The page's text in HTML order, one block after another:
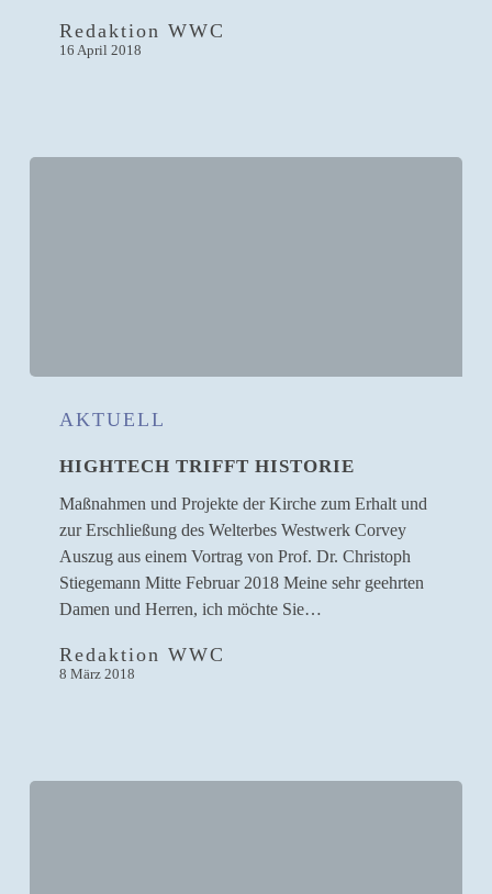
Redaktion WWC
16 April 2018
AKTUELL
HIGHTECH TRIFFT HISTORIE
Maßnahmen und Projekte der Kirche zum Erhalt und
zur Erschließung des Welterbes Westwerk Corvey
Auszug aus einem Vortrag von Prof. Dr. Christoph
Stiegemann Mitte Februar 2018 Meine sehr geehrten
Damen und Herren, ich möchte Sie…
Redaktion WWC
8 März 2018